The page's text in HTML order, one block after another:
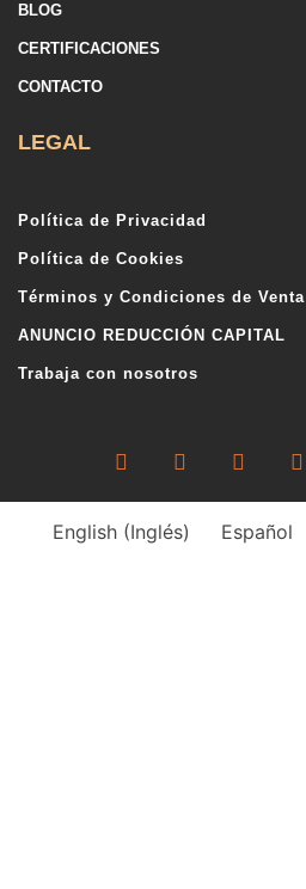
BLOG
CERTIFICACIONES
CONTACTO
LEGAL
Política de Privacidad
Política de Cookies
Términos y Condiciones de Venta
ANUNCIO REDUCCIÓN CAPITAL
Trabaja con nosotros
English(Inglés) Español